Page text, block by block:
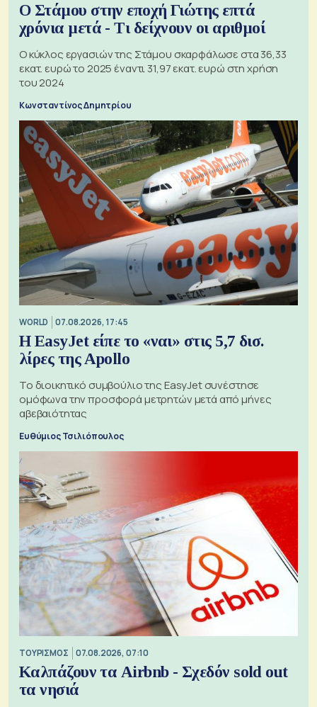
Ο Στάμου στην εποχή Γιώτης επτά
χρόνια μετά - Τι δείχνουν οι αριθμοί
Ο κύκλος εργασιών της Στάμου σκαρφάλωσε στα 36,33
εκατ. ευρώ το 2025 έναντι 31,97 εκατ. ευρώ στη χρήση
του 2024
Κωνσταντίνος Δημητρίου
WORLD 07.08.2026, 17:45
Η EasyJet είπε το «ναι» στις 5,7 δισ.
λίρες της Apollo
Το διοικητικό συμβούλιο της EasyJet συνέστησε
ομόφωνα την προσφορά μετρητών μετά από μήνες
αβεβαιότητας
Ευθύμιος Τσιλιόπουλος
ΤΟΥΡΙΣΜΟΣ 07.08.2026, 07:10
Καλπάζουν τα Airbnb - Σχεδόν sold out
τα νησιά